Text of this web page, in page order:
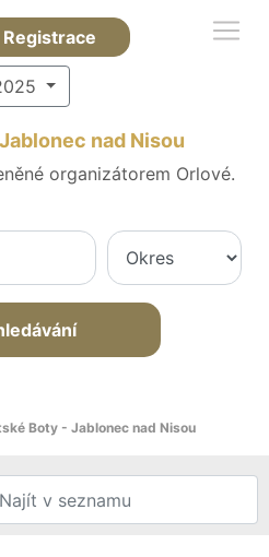
Registrace
nad Nisou
organizátorem Orlové.
Boty - Jablonec nad Nisou